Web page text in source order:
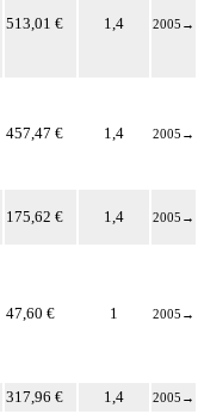
513,01 € 1,4 2005 →
457,47 € 1,4 2005 →
175,62 € 1,4 2005 →
47,60 € 1 2005 →
317,96 € 1,4 2005 →